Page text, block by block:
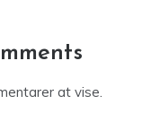
at vise.